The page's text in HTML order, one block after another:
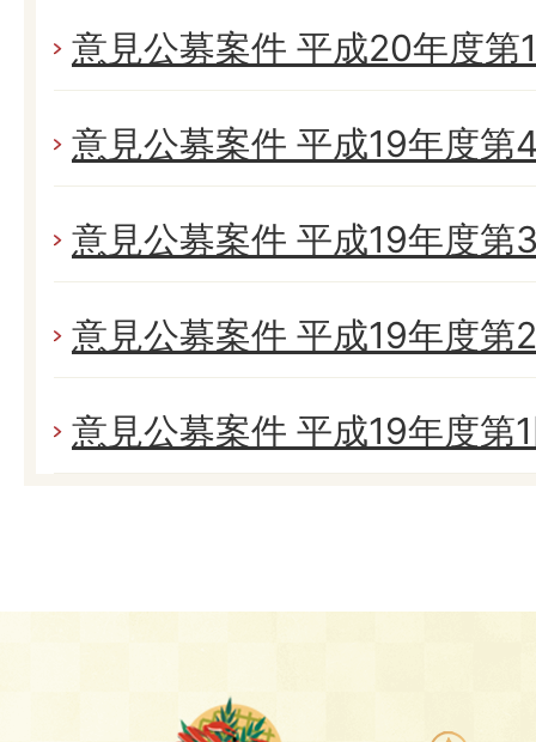
意見公募案件 平成20年度第
意見公募案件 平成19年度第
意見公募案件 平成19年度第
意見公募案件 平成19年度第
意見公募案件 平成19年度第